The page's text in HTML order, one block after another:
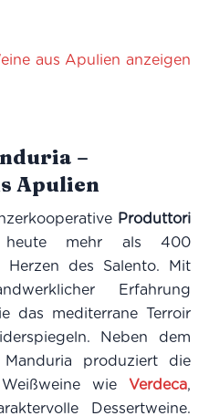
aus Apulien anzeigen
–
Apulien
Produttori
mehr als 400
Herzen des Salento. Mit
Erfahrung
das mediterrane Terroir
Neben dem
produziert die
wie Verdeca,
Dessertweine.